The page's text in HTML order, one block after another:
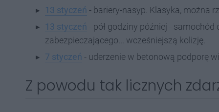
13 styczeń - bariery-nasyp. Klasyka, można
13 styczeń - pół godziny później -
zabezpieczającego... wcześniejszą kolizję.
7 styczeń - uderzenie w betonową podporę
Z powodu tak licznych